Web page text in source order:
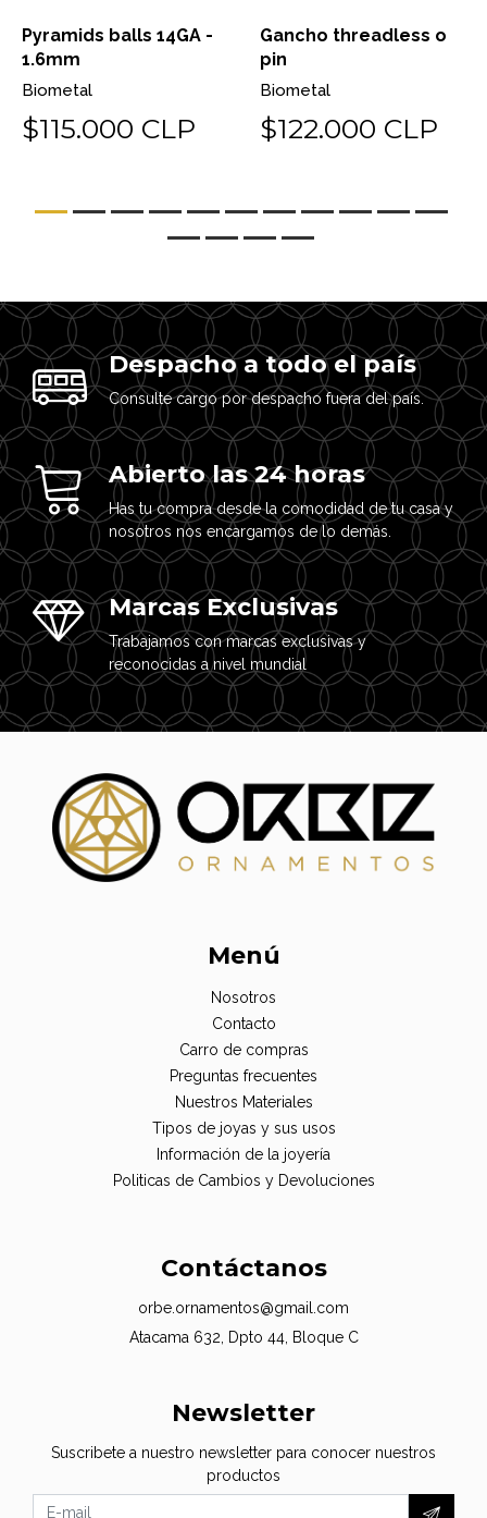
Pyramids balls 14GA -
1.6mm
Biometal
$115.000 CLP
Gancho threadless o
pin
Biometal
$122.000 CLP
Despacho a todo el país
Consulte cargo por despacho fuera del país.
Abierto las 24 horas
Has tu compra desde la comodidad de tu casa y
nosotros nos encargamos de lo demás.
Marcas Exclusivas
Trabajamos con marcas exclusivas y
reconocidas a nivel mundial
Menú
Nosotros
Contacto
Carro de compras
Preguntas frecuentes
Nuestros Materiales
Tipos de joyas y sus usos
Información de la joyería
Politicas de Cambios y Devoluciones
Contáctanos
orbe.ornamentos@gmail.com
Atacama 632, Dpto 44, Bloque C
Newsletter
Suscribete a nuestro newsletter para conocer nuestros
productos